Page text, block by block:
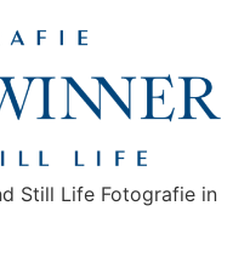
Still Life Fotografie in